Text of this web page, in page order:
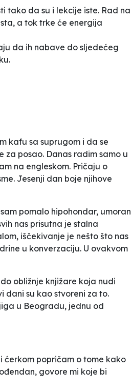
tako da su i lekcije iste. Rad na
a tok trke će energija
da ih nabave do sljedećeg
kafu sa suprugom i da se
za posao. Danas radim samo u
na engleskom. Pričaju o
Jesenji dan boje njihove
pomalo hipohondar, umoran
nas prisutna je stalna
iščekivanje je nešto što nas
u konverzaciju. U ovakvom
obližnje knjižare koja nudi
dani su kao stvoreni za to.
u Beogradu, jednu od
ćerkom popričam o tome kako
govore mi koje bi